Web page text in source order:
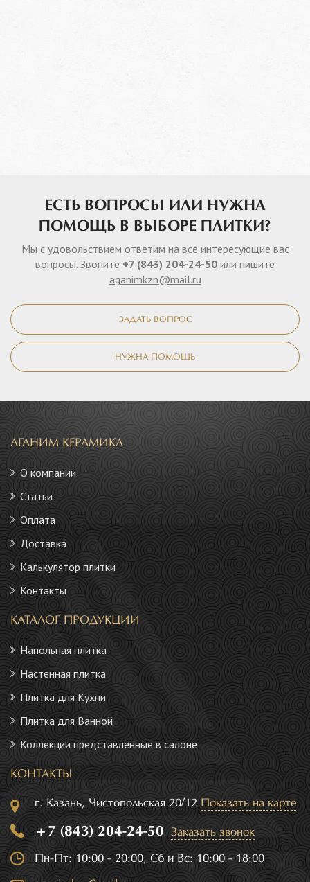
ЕСТЬ ВОПРОСЫ ИЛИ НУЖНА
ПОМОЩЬ В ВЫБОРЕ ПЛИТКИ?
Мы с удовольствием ответим на все интересующие вас
вопросы. Звоните +7 (843) 204-24-50 или пишите
aganimkzn@mail.ru
ЗАДАТЬ ВОПРОС
НУЖНА ПОМОЩЬ
АГАНИМ КЕРАМИКА
О компании
Статьи
Оплата
Доставка
Калькулятор плитки
Контакты
КАТАЛОГ ПРОДУКЦИИ
Напольная плитка
Настенная плитка
Плитка для Кухни
Плитка для Ванной
Коллекции представленные в салоне
КОНТАКТЫ
г. Казань, Чистопольская 20/12 Показать на карте
+7 (843) 204-24-50 Заказать звонок
Пн-Пт: 10:00 - 20:00, Сб и Вс: 10:00 - 18:00